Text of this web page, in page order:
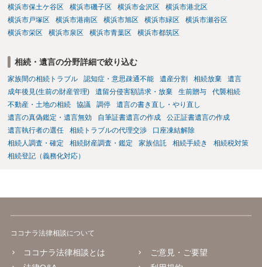
横浜市保土ケ谷区
横浜市磯子区 横浜市金沢区
横浜市港北区
横浜市戸塚区
横浜市港南区 横浜市旭区 横浜市緑区
横浜市瀬谷区
横浜市栄区
横浜市泉区 横浜市青葉区 横浜市都筑区
相続・遺言の分野詳細で絞り込む
家族間の相続トラブル 認知症・意思疎通不能 遺産分割 相続放棄
遺言
成年後見(生前の財産管理)
遺留分侵害額請求・放棄 生前贈与
代襲相続
不動産・土地の相続
協議 調停
遺言の書き直し・やり直し
遺言の真偽鑑定・遺言無効
自筆証書遺言の作成
公正証書遺言の作成
遺言執行者の選任
相続トラブルの代理交渉
口座凍結解除
相続人調査・確定
相続財産調査・鑑定 家族信託 相続手続き
相続税対策
相続登記（義務化対応）
ココナラ法律相談について
ココナラ法律相談とは
ご意見・ご要望